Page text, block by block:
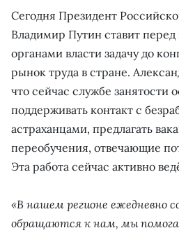
Сегодня Президент
Владимир Путин ставит
органами власти задачу до
рынок труда в стране.
что сейчас службе занятости
поддерживать контакт с
астраханцами, предлагать
переобучения, отвечающие
Эта работа сейчас активно
«В нашем регионе ежедневно
обращаются к нам, мы